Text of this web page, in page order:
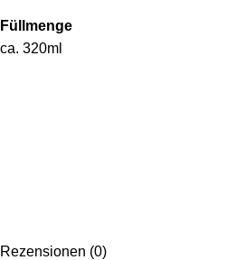
Füllmenge
ca. 320ml
Rezensionen (0)